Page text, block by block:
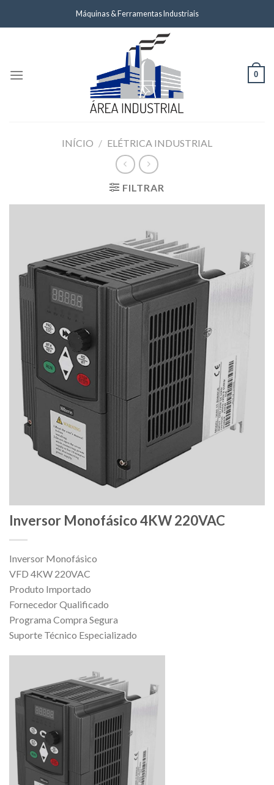
Máquinas & Ferramentas Industriais
0
INÍCIO / ELÉTRICA INDUSTRIAL
FILTRAR
Inversor Monofásico 4KW 220VAC
Inversor Monofásico
VFD 4KW 220VAC
Produto Importado
Fornecedor Qualificado
Programa Compra Segura
Suporte Técnico Especializado